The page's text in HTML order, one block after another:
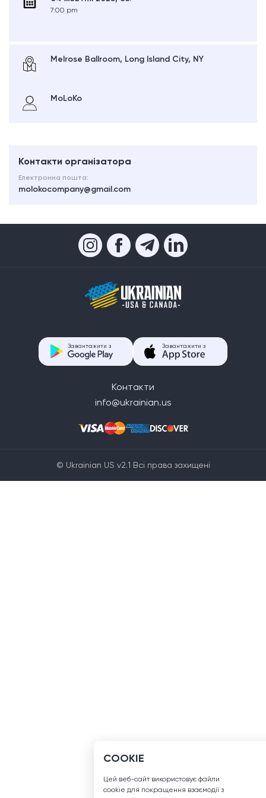
7:00 pm
Melrose Ballroom, Long Island City, NY
MoLoKo
Контакти організатора
Електронна пошта:
molokocompany@gmail.com
Завантажити з Завантажити з
Контакти
info@ukrainian.us
© Ukrainian US v2.1 Всі права захищені
COOKIE
Цей веб-сайт використовує файли
сookie для покращення взаємодії з